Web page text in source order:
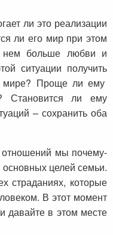
ли это реализации
ли его мир при этом
нем больше любви и
ситуации получить
мире? Проще ли ему
Становится ли ему
– сохранить оба
отношений мы почему-
целей семьи.
страданиях, которые
В этот момент
давайте в этом месте